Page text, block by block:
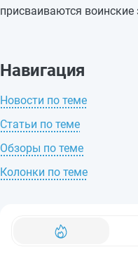
присваиваются воинские
Навигация
Новости по теме
Статьи по теме
Обзоры по теме
Колонки по теме